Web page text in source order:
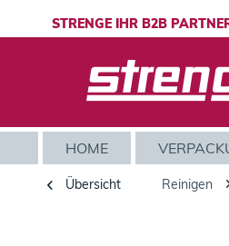
STRENGE IHR B2B
HOME
Übersicht Reinigen